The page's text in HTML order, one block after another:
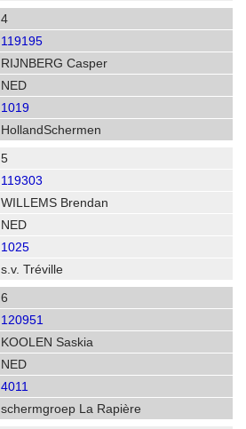
4
119195
RIJNBERG Casper
NED
1019
HollandSchermen
5
119303
WILLEMS Brendan
NED
1025
s.v. Tréville
6
120951
KOOLEN Saskia
NED
4011
schermgroep La Rapière